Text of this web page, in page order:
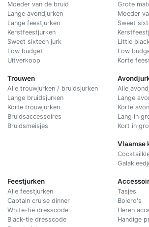
Moeder van de bruid
Lange avondjurken
Lange feestjurken
Kerstfeestjurken
Sweet sixteen jurk
Low budget
Uitverkoop
Trouwen
Alle trouwjurken / bruidsjurken
Lange bruidsjurken
Korte trouwjurken
Bruidsaccessoires
Bruidsmeisjes
Grote
Moeder
Sweet
Little
Low
Korte
Alle
Lange
Korte
Lang in
Kort in
Vlaamse
Feestjurken
Alle feestjurken
Captain cruise dinner
White-tie dresscode
Black-tie dresscode
Tasjes
Bolero's
Heren
Handige